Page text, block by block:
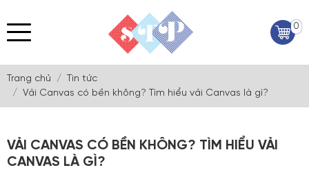
0
Trang chủ
Tin tức
Vải Canvas có bền không? Tìm hiểu vải Canvas là gì?
VẢI CANVAS CÓ BỀN KHÔNG? TÌM HIỂU VẢI
CANVAS LÀ GÌ?